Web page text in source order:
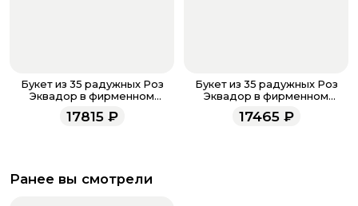
Букет из 35 радужных Роз
Эквадор в фирменном
оформлении
17815₽
Букет из 35 радужных Роз
Эквадор в фирменном
оформлении
17465₽
Ранее вы смотрели